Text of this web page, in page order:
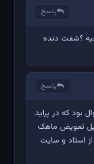
پاسخ
؟شفت دنده
پاسخ
بود که در پراید
تعویض ماهک
از استاد و سایت